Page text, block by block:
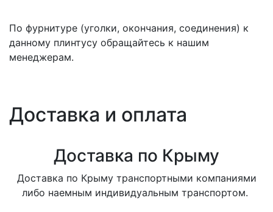
По фурнитуре (уголки, окончания, соединения) к
данному плинтусу обращайтесь к нашим
менеджерам.
Доставка и оплата
Доставка по Крыму
Доставка по Крыму транспортными компаниями
либо наемным индивидуальным транспортом.